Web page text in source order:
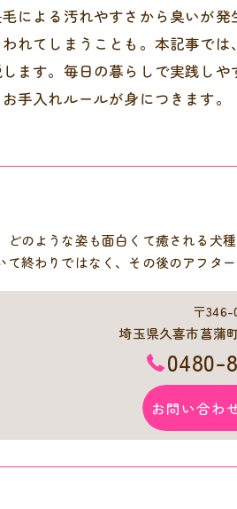
による汚れやすさから臭いが
れてしまうことも。本記事で
ます。毎日の暮らしで実践し
手入れルールが身につきます。
どのような姿も面白くて癒される犬
て終わりではなく、その後のアフタ
〒346-
埼玉県久喜市菖蒲
0480-
お問い合わ